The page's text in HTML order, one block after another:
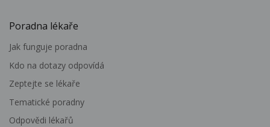
Poradna lékaře
Jak funguje poradna
Kdo na dotazy odpovídá
Zeptejte se lékaře
Tematické poradny
Odpovědi lékařů